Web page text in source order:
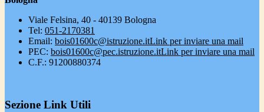
Viale Felsina, 40 - 40139 Bologna
Tel: 051-2170381
Email: bois01600c@istruzione.itLink per inviare una mail
PEC: bois01600c@pec.istruzione.itLink per inviare una mail
C.F.: 91200880374
Sezione Link Utili